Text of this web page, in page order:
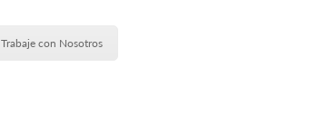
Trabaje con Nosotros